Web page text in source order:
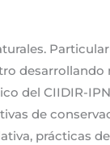
del CIIDIR-
de
prácticas